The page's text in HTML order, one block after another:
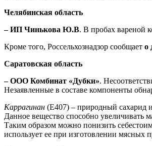
Челябинская область
– ИП Чинькова Ю.В. В пробах вареной
Кроме того, Россельхознадзор сообщает о
Саратовская область
– ООО Комбинат «Дубки».
Незаявленные в составе компоненты
Каррагинан (Е407) – природный сахарид
Данное вещество способно увеличивать
Таким образом можно понизить
использует ее при изготовлении мясных